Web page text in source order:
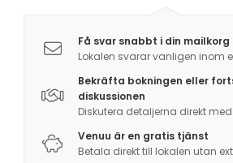
Få svar snabbt i din mailkorg
Lokalen svarar vanligen inom
Bekräfta bokningen eller
diskussionen
Diskutera detaljerna direkt
Venuu är en gratis tjänst
Betala direkt till lokalen utan